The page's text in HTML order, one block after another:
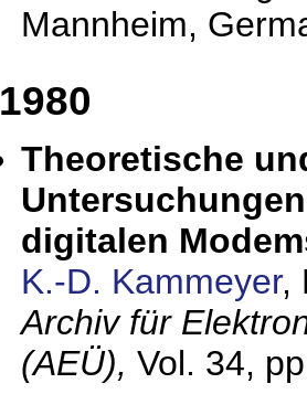
Mannheim,
1980
Theoretische
digitalen
K.-D. Kammeyer,
Archiv für
(AEÜ), Vol. 34,